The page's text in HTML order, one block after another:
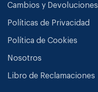
Cambios y Devoluciones
Políticas de Privacidad
Política de Cookies
Nosotros
Libro de Reclamaciones